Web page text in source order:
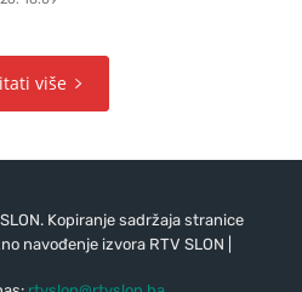
više
Kopiranje sadržaja stranice
navođenje izvora RTV SLON |